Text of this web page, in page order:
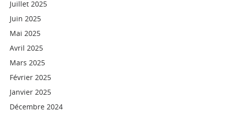
Juillet 2025
Juin 2025
Mai 2025
Avril 2025
Mars 2025
Février 2025
Janvier 2025
Décembre 2024